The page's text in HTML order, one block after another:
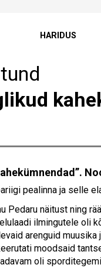
HARIDUS
pealinna ja selle
Pedaru näitust ning
ilmingutele oli
arenguid
moodsaid
oli